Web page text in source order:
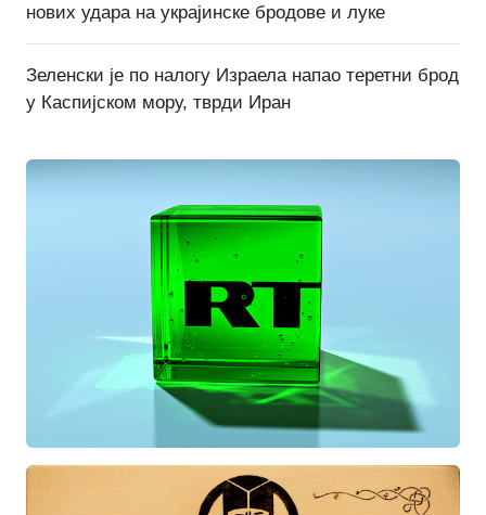
нових удара на украјинске бродове и луке
Зеленски је по налогу Израела напао теретни брод
у Каспијском мору, тврди Иран